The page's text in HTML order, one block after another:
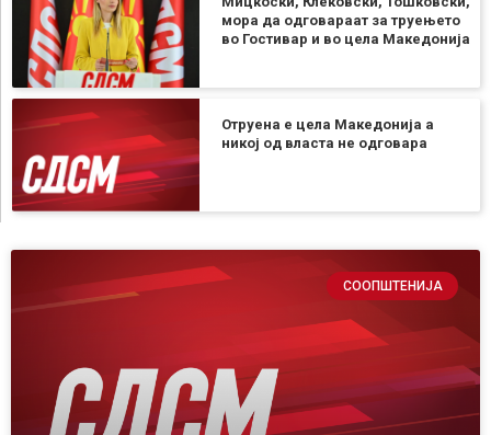
мора да одговараат за труењето
во Гостивар и во цела Македонија
Отруена е цела Македонија а
никој од власта не одговара
СООПШТЕНИЈА